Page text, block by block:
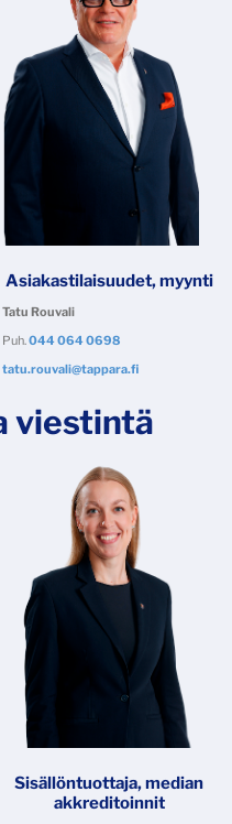
Asiakastilaisuudet, myynti
Tatu Rouvali
Puh. 044 064 0698
tatu.rouvali@tappara.fi
viestintä
Sisällöntuottaja, median
akkreditoinnit